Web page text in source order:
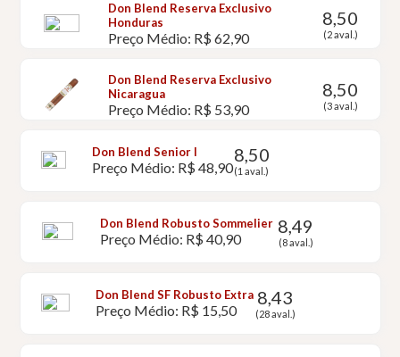
Don Blend Reserva Exclusivo
Honduras
Preço Médio: R$ 62,90
8,50
(2 aval.)
Don Blend Reserva Exclusivo
Nicaragua
Preço Médio: R$ 53,90
8,50
(3 aval.)
Don Blend Senior I
Preço Médio: R$ 48,90
8,50
(1 aval.)
Don Blend Robusto Sommelier
Preço Médio: R$ 40,90
8,49
(8 aval.)
Don Blend SF Robusto Extra
Preço Médio: R$ 15,50
8,43
(28 aval.)